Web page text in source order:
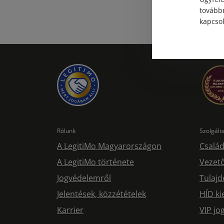
Rólunk
A LegitiMo Magyarországon
A LegitiMo története
Jogvédelemről
Jelentések, közzétételek
Karrier
HÍD
VIP